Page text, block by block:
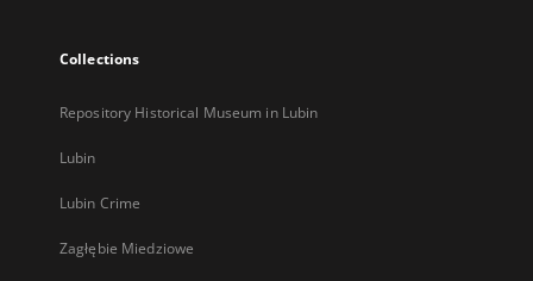
Collections
Repository Historical Museum in Lubin
Lubin
Lubin Crime
Zagłębie Miedziowe